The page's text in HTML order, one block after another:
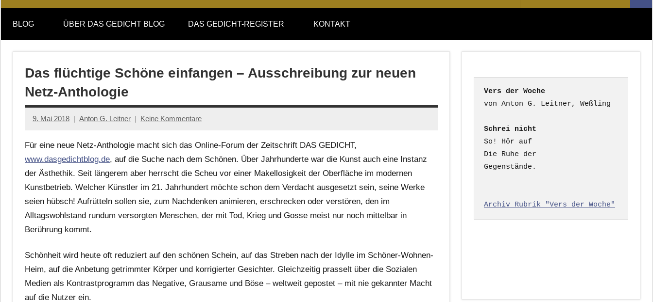
DAS
GEDICHT
blog
DAS
GEDICHT.
Zeitschrift
nach:
BLOG ÜBER DAS GEDICHT BLOG DAS GEDICHT-REGISTER KONTAKT
Das flüchtige Schöne einfangen – Ausschreibung zur neuen
Netz-Anthologie
9. Mai 2018 Anton G. Leitner Keine Kommentare
Für eine neue Netz-Anthologie macht sich das Online-Forum der Zeitschrift DAS GEDICHT,
www.dasgedichtblog.de, auf die Suche nach dem Schönen. Über Jahrhunderte war die Kunst auch eine Instanz
der Ästhethik. Seit längerem aber herrscht die Scheu vor einer Makellosigkeit der Oberfläche im modernen
Kunstbetrieb. Welcher Künstler im 21. Jahrhundert möchte schon dem Verdacht ausgesetzt sein, seine Werke
seien hübsch! Aufrütteln sollen sie, zum Nachdenken animieren, erschrecken oder verstören, den im
Alltagswohlstand rundum versorgten Menschen, der mit Tod, Krieg und Gosse meist nur noch mittelbar in
Berührung kommt.
Schönheit wird heute oft reduziert auf den schönen Schein, auf das Streben nach der Idylle im Schöner-Wohnen-
Heim, auf die Anbetung getrimmter Körper und korrigierter Gesichter. Gleichzeitig prasselt über die Sozialen
Medien als Kontrastprogramm das Negative, Grausame und Böse – weltweit gepostet – mit nie gekannter Macht
auf die Nutzer ein.
Vers der Woche
Schrei nicht
So! Hör auf
Die Ruhe der
Gegenstände.
Archiv Rubrik "Vers der Woche"